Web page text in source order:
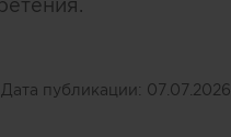
Дата публикации: 07.07.2026